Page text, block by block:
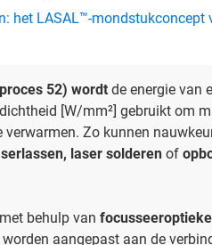
het LASAL™-mondstukconcept
52) wordt de energie van
[W/mm²] gebruikt om
Zo kunnen
laser solderen of
behulp van
aangepast aan de